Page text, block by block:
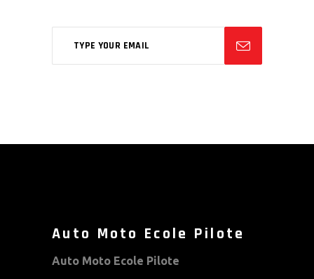
Auto Moto Ecole Pilote
Auto Moto Ecole Pilote